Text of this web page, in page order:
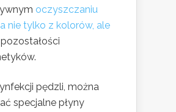
oczyszczaniu
nie tylko z kolorów, ale
pędzli, można
specjalne płyny